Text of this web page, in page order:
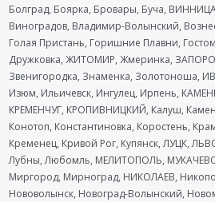
Болград, Боярка, Бровары, Буча,
Виноградов, Владимир-Волынский,
Голая Пристань, Горишние Плавни,
Дружковка, ЖИТОМИР, Жмеринка,
Звенигородка, Знаменка, Золотоноша,
Изюм, Ильичевск, Ингулец, Ирпень,
КРЕМЕНЧУГ, КРОПИВНИЦКИЙ, Калуш,
Конотоп, Константиновка, Коростень,
Кременец, Кривой Рог, Купянск, ЛУЦК,
Лубны, Любомль, МЕЛИТОПОЛЬ,
Миргород, Мирноград, НИКОЛАЕВ,
Нововолынск, Новоград-Волынский,